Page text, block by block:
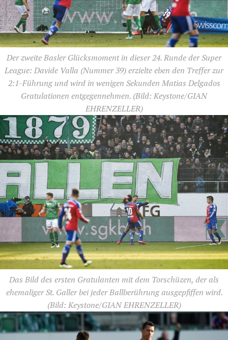
Der zweite Basler Glücksmoment in dieser 24. Runde der Super
League: Davide Valla (Nummer 39) erzielte eben den Treffer zur
2:1-Führung und wird in wenigen Sekunden Matias Delgados
Gratulationen entgegennehmen. (Bild: Keystone/GIAN
EHRENZELLER)
Das Bild des ersten Gratulanten mit dem Torschüzen, der als
ehemaliger St. Galler bei jeder Ballberührung ausgepfiffen wird.
(Bild: Keystone/GIAN EHRENZELLER)